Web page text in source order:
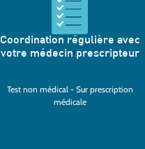
Coordination régulière avec
votre médecin prescripteur
Test non médical - Sur prescription
médicale